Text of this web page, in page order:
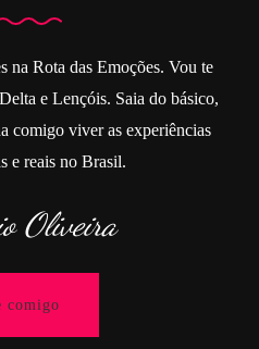
na Rota das Emoções. Vou te
e Lençóis. Saia do básico,
comigo viver as experiências
e reais no Brasil.
Oliveira
comigo